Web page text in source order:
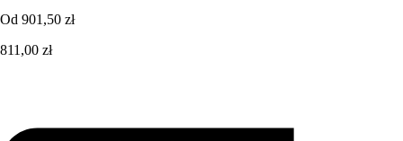
Od 901,50 zł
811,00 zł